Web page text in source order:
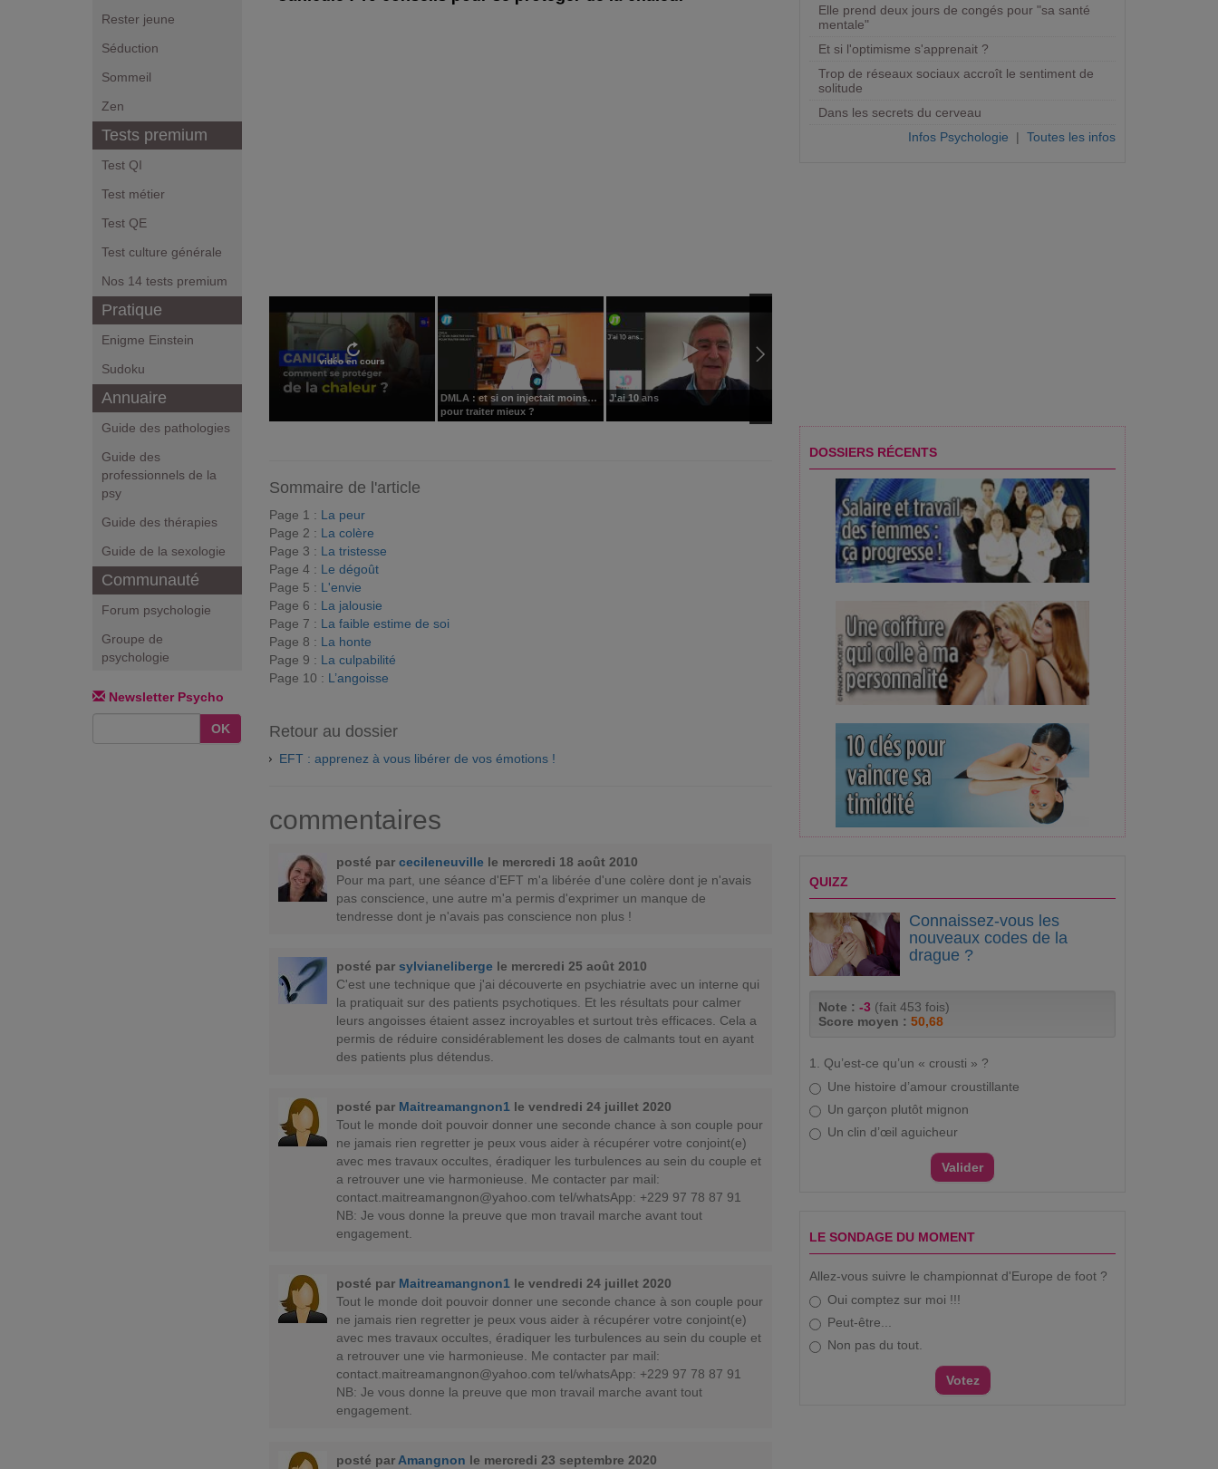
Rester jeune
Séduction
Sommeil
Zen
Tests premium
Test QI
Test métier
Test QE
Test culture générale
Nos 14 tests premium
Pratique
Enigme Einstein
Sudoku
Annuaire
Guide des pathologies
Guide des
professionnels de la
psy
Guide des thérapies
Guide de la sexologie
Communauté
Forum psychologie
Groupe de
psychologie
Newsletter Psycho
OK
vidéo en cours
DMLA : et si on injectait moins…
pour traiter mieux ?
J'ai 10 ans
Sommaire de l'article
Page 1 : La peur
Page 2 : La colère
Page 3 : La tristesse
Page 4 : Le dégoût
Page 5 : L'envie
Page 6 : La jalousie
Page 7 : La faible estime de soi
Page 8 : La honte
Page 9 : La culpabilité
Page 10 : L’angoisse
Retour au dossier
EFT : apprenez à vous libérer de vos émotions !
commentaires
posté par cecileneuville le mercredi 18 août 2010
Pour ma part, une séance d'EFT m'a libérée d'une colère dont je n'avais
pas conscience, une autre m'a permis d'exprimer un manque de
tendresse dont je n'avais pas conscience non plus !
posté par sylvianeliberge le mercredi 25 août 2010
C'est une technique que j'ai découverte en psychiatrie avec un interne qui
la pratiquait sur des patients psychotiques. Et les résultats pour calmer
leurs angoisses étaient assez incroyables et surtout très efficaces. Cela a
permis de réduire considérablement les doses de calmants tout en ayant
des patients plus détendus.
posté par Maitreamangnon1 le vendredi 24 juillet 2020
Tout le monde doit pouvoir donner une seconde chance à son couple pour
ne jamais rien regretter je peux vous aider à récupérer votre conjoint(e)
avec mes travaux occultes, éradiquer les turbulences au sein du couple et
a retrouver une vie harmonieuse. Me contacter par mail:
contact.maitreamangnon@yahoo.com tel/whatsApp: +229 97 78 87 91
NB: Je vous donne la preuve que mon travail marche avant tout
engagement.
posté par Maitreamangnon1 le vendredi 24 juillet 2020
Tout le monde doit pouvoir donner une seconde chance à son couple pour
ne jamais rien regretter je peux vous aider à récupérer votre conjoint(e)
avec mes travaux occultes, éradiquer les turbulences au sein du couple et
a retrouver une vie harmonieuse. Me contacter par mail:
contact.maitreamangnon@yahoo.com tel/whatsApp: +229 97 78 87 91
NB: Je vous donne la preuve que mon travail marche avant tout
engagement.
posté par Amangnon le mercredi 23 septembre 2020
Elle prend deux jours de congés pour "sa santé
mentale"
Et si l'optimisme s'apprenait ?
Trop de réseaux sociaux accroît le sentiment de
solitude
Dans les secrets du cerveau
Infos Psychologie | Toutes les infos
DOSSIERS RÉCENTS
QUIZZ
Connaissez-vous les
nouveaux codes de la
drague ?
Note : -3 (fait 453 fois)
Score moyen : 50,68
1. Qu’est-ce qu’un « crousti » ?
Une histoire d’amour croustillante
Un garçon plutôt mignon
Un clin d’œil aguicheur
LE SONDAGE DU MOMENT
Allez-vous suivre le championnat d'Europe de foot ?
Oui comptez sur moi !!!
Peut-être...
Non pas du tout.